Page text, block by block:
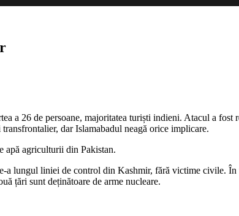
a 26 de persoane, majoritatea turiști indieni. Atacul a fost
dar Islamabadul neagă orice implicare.
apă agriculturii din Pakistan.
lungul liniei de control din Kashmir, fără victime civile.
țări sunt deținătoare de arme nucleare.